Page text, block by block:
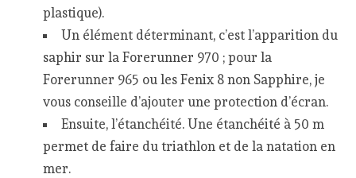
plastique).
Un élément déterminant, c’est l’apparition du
saphir sur la Forerunner 970 ; pour la
Forerunner 965 ou les Fenix 8 non Sapphire, je
vous conseille d’ajouter une protection d’écran.
Ensuite, l’étanchéité. Une étanchéité à 50 m
permet de faire du triathlon et de la natation en
mer.